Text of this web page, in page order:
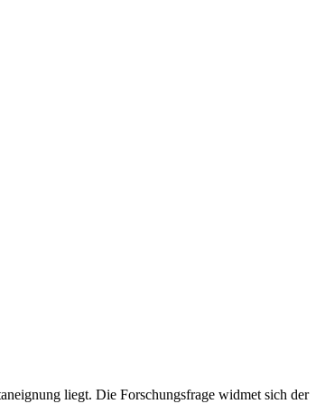
liegt. Die Forschungsfrage widmet sich der